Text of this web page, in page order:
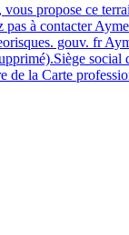
propose ce terrain
à contacter
gouv. fr
de la Carte